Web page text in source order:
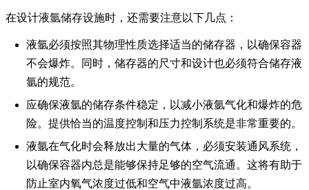
在设计液氩储存设施时，还需要注意以下几点：
液氩必须按照其物理性质选择适当的储存器，以确保容器
不会爆炸。同时，储存器的尺寸和设计也必须符合储存液
氩的规范。
应确保液氩的储存条件稳定，以减小液氩气化和爆炸的危
险。提供恰当的温度控制和压力控制系统是非常重要的。
液氩在气化时会释放出大量的气体，必须安装通风系统，
以确保容器内总是能够保持足够的空气流通。这将有助于
防止室内氧气浓度过低和空气中液氩浓度过高。